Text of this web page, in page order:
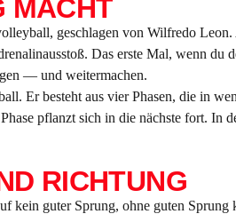
MACHT
geschlagen von Wilfredo
Das erste Mal, wenn du
— und weitermachen.
Er besteht aus vier Phasen, die in
pflanzt sich in die nächste fort. In
RICHTUNG
kein guter Sprung, ohne guten